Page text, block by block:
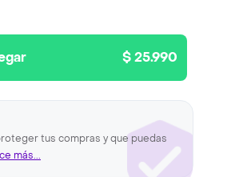
$ 25.990
tus compras y que puedas
más...